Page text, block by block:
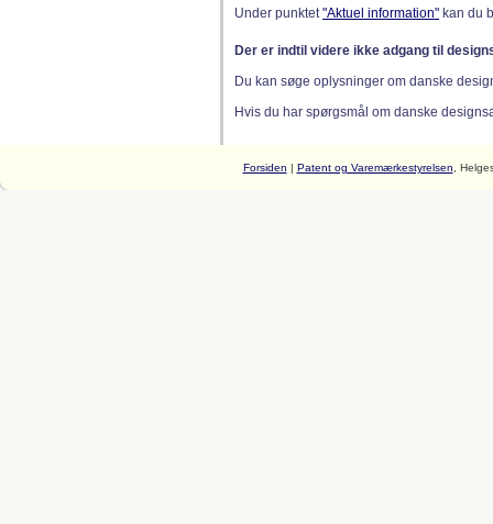
Under punktet"Aktuel information" kan du
Der er indtil videre ikke adgang til
Du kan søge oplysninger om danske
Hvis du har spørgsmål om danske
Forsiden | Patent og Varemærkestyrelsen ,